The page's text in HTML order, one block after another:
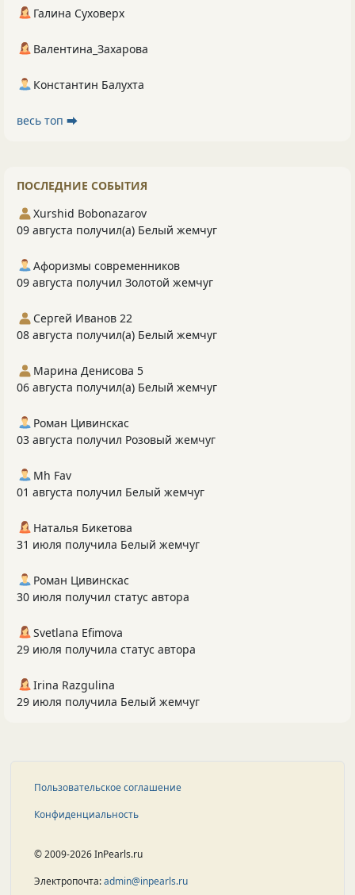
Галина Суховерх
Валентина_Захарова
Константин Балухта
весь топ ⮕
ПОСЛЕДНИЕ СОБЫТИЯ
Xurshid Bobonazarov
09 августа получил(а) Белый жемчуг
Афоризмы современников
09 августа получил Золотой жемчуг
Сергей Иванов 22
08 августа получил(а) Белый жемчуг
Марина Денисова 5
06 августа получил(а) Белый жемчуг
Роман Цивинскас
03 августа получил Розовый жемчуг
Mh Fav
01 августа получил Белый жемчуг
Наталья Бикетова
31 июля получила Белый жемчуг
Роман Цивинскас
30 июля получил статус автора
Svetlana Efimova
29 июля получила статус автора
Irina Razgulina
29 июля получила Белый жемчуг
Пользовательское соглашение
Конфиденциальность
© 2009-2026 InPearls.ru
Электропочта:admin@inpearls.ru